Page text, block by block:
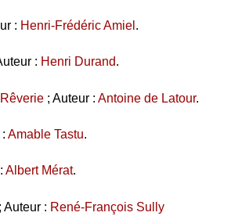
: Henri-Frédéric Amiel .
: Henri Durand.
; Auteur : Antoine de Latour.
Amable Tastu.
Albert Mérat.
Auteur : René-François Sully